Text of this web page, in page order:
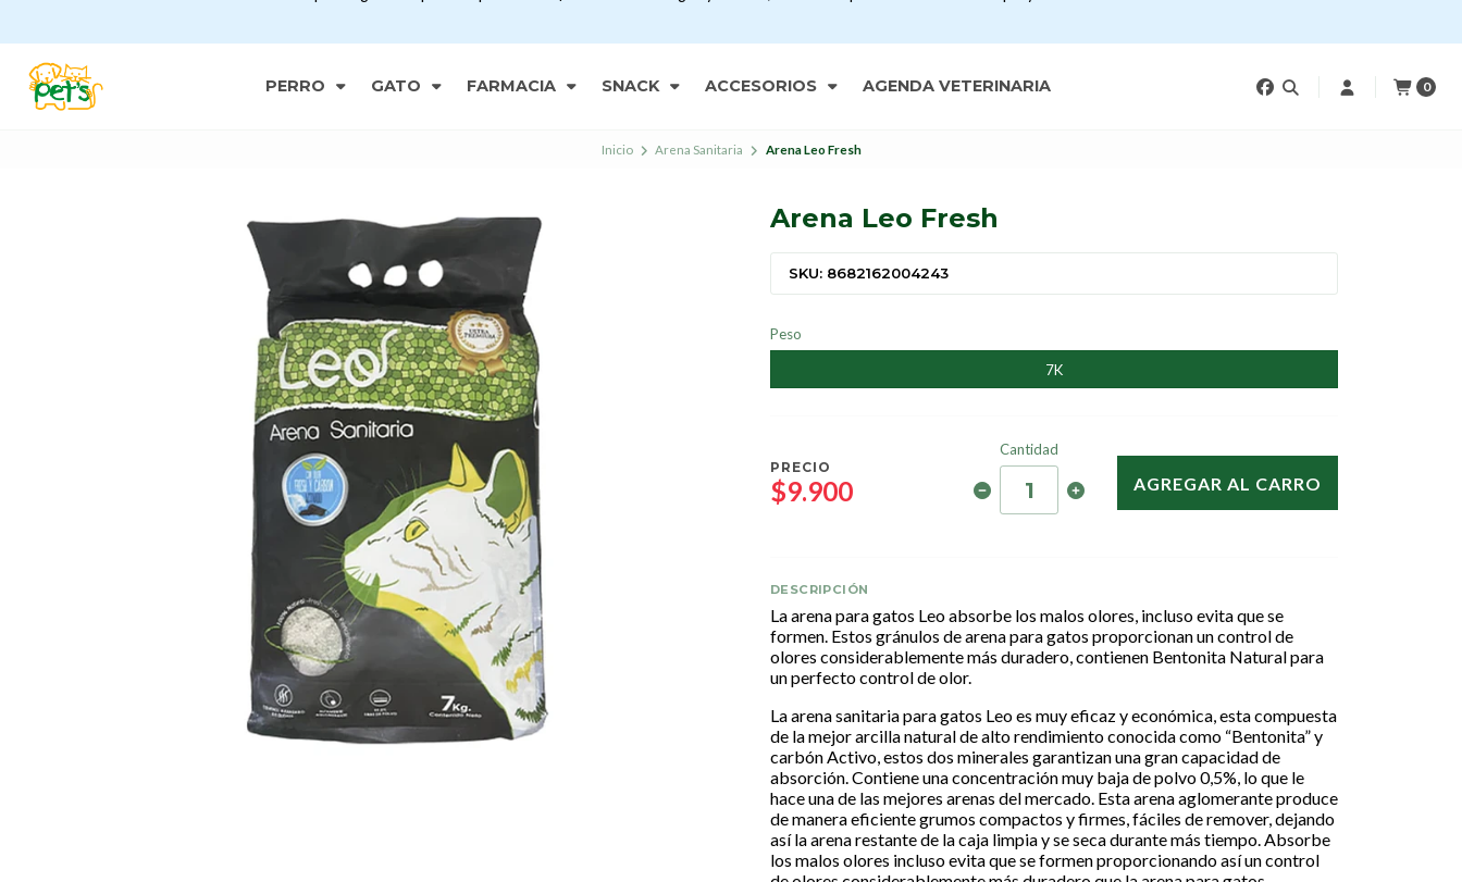
PERRO GATO FARMACIA SNACK ACCESORIOS AGENDA VETERINARIA 0
Inicio Arena Sanitaria Arena Leo Fresh
Arena Leo Fresh
SKU: 8682162004243
Peso
7K
PRECIO
$9.900
Cantidad
AGREGAR AL CARRO
DESCRIPCIÓN
La arena para gatos Leo absorbe los malos olores, incluso evita que se
formen. Estos gránulos de arena para gatos proporcionan un control de
olores considerablemente más duradero, contienen Bentonita Natural para
un perfecto control de olor.
La arena sanitaria para gatos Leo es muy eficaz y económica, esta compuesta
de la mejor arcilla natural de alto rendimiento conocida como “Bentonita” y
carbón Activo, estos dos minerales garantizan una gran capacidad de
absorción. Contiene una concentración muy baja de polvo 0,5%, lo que le
hace una de las mejores arenas del mercado. Esta arena aglomerante produce
de manera eficiente grumos compactos y firmes, fáciles de remover, dejando
así la arena restante de la caja limpia y se seca durante más tiempo. Absorbe
los malos olores incluso evita que se formen proporcionando así un control